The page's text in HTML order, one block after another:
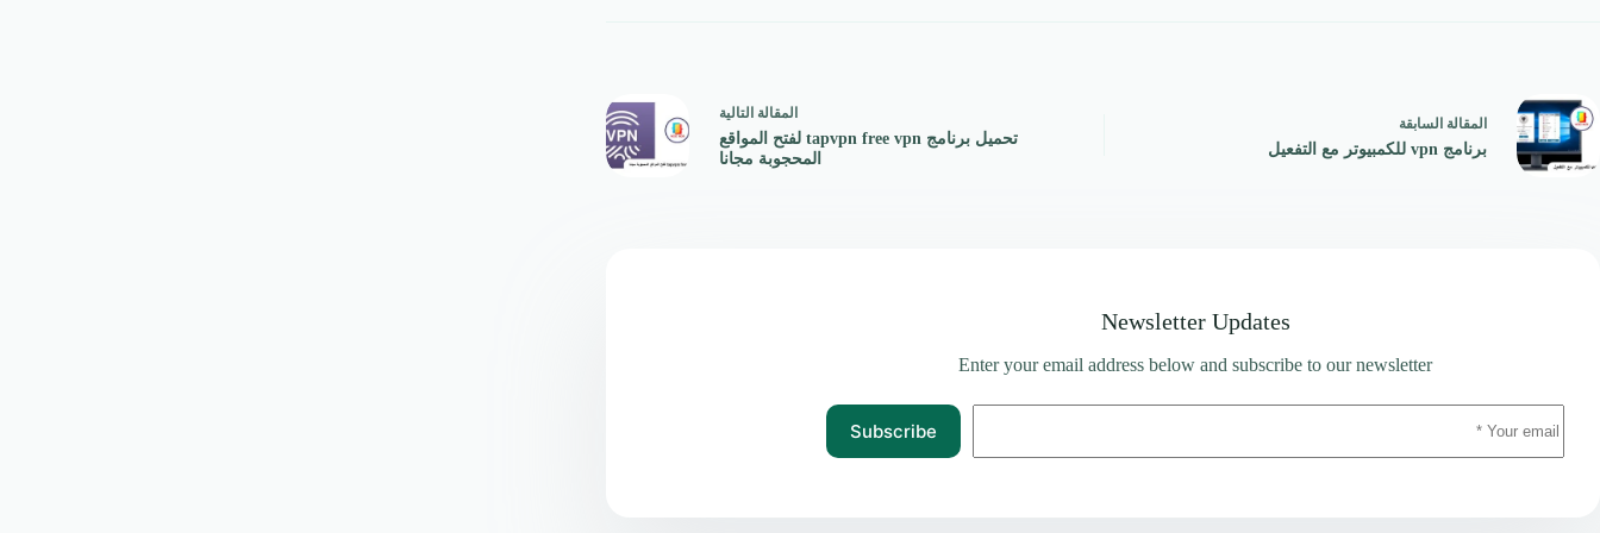
المقالة السابقة
برنامج vpn للكمبيوتر مع التفعيل
المقالة التالية
تحميل برنامج tapvpn free vpn لفتح المواقع
المحجوبة مجانا
Newsletter Updates
Enter your email address below and subscribe to our newsletter
Subscribe